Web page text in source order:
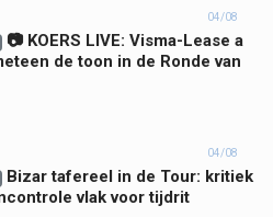
04/08
📷 KOERS LIVE: Visma-Lease a
de toon in de Ronde van
04/08
Bizar tafereel in de Tour: kritiek
vlak voor tijdrit